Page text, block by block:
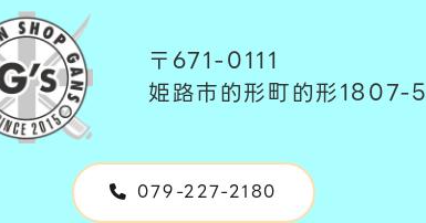
〒671-0111
姫路市的形町的形1807-5
079-227-2180